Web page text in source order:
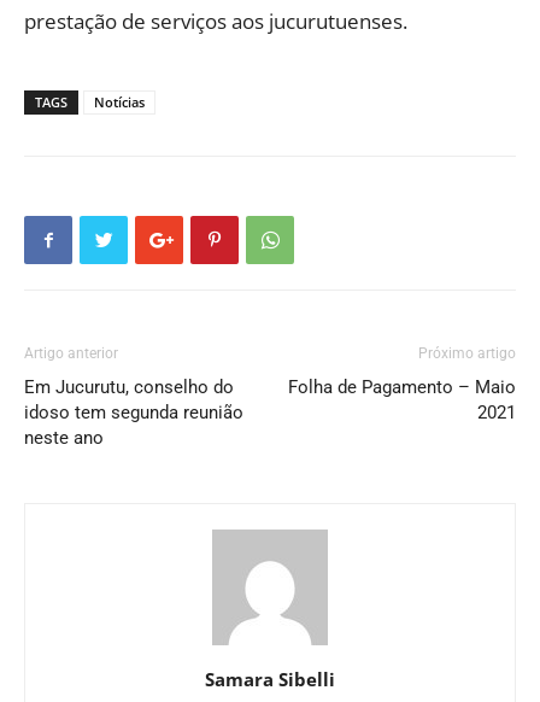
prestação de serviços aos jucurutuenses.
TAGS Notícias
Artigo anterior
Em Jucurutu, conselho do
idoso tem segunda reunião
neste ano
Próximo artigo
Folha de Pagamento – Maio
2021
Samara Sibelli